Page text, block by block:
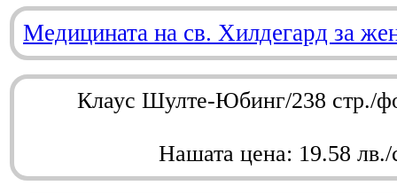
Медицината на св. Хилдегард за
Клаус Шулте-Юбинг/238 стр./
Нашата цена: 19.58 лв./